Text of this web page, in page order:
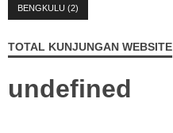
BENGKULU (2)
TOTAL KUNJUNGAN WEBSITE
undefined